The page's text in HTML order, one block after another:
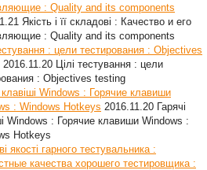
: Quality and its components
Якість і її складові : Качество и его
: Quality and its components
: цели тестирования : Objectives
2016.11.20 Цілі тестування : цели
: Objectives testing
клавіші Windows : Горячие клавиши
: Windows Hotkeys 2016.11.20 Гарячі
Windows : Горячие клавиши Windows :
Hotkeys
якості гарного тестувальника :
качества хорошего тестировщика :